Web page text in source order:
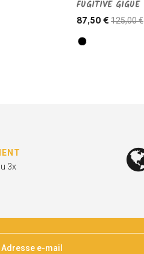
FUGITIVE GIGUE
87,50 € 125,00 €
3x